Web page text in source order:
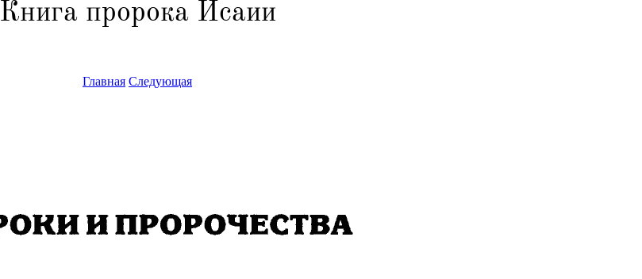
Книга пророка Исаии
Главная Следующая